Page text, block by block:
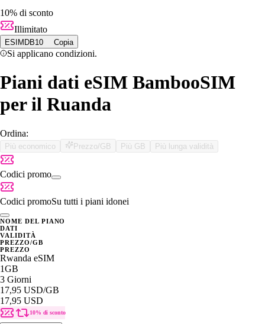
10% di sconto
Illimitato
ESIMDB10 Copia
Si applicano condizioni.
Piani dati eSIM BambooSIM
per il Ruanda
Ordina:
Più economico Prezzo/GB Più GB Più lunga validità
Codici promo
Codici promoSu tutti i piani idonei
NOME DEL PIANO
DATI
VALIDITÀ
PREZZO/GB
PREZZO
Rwanda eSIM
1GB
3 Giorni
17,95 USD/GB
17,95 USD
10% di sconto